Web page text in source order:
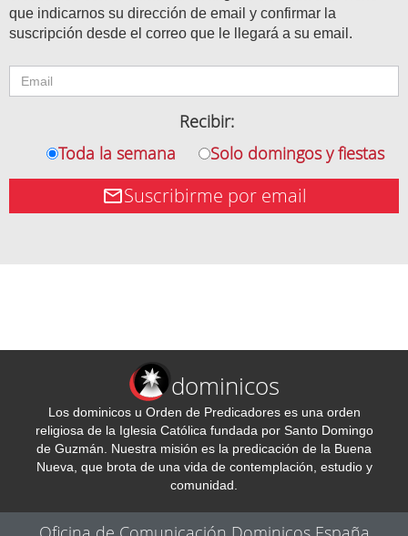
que indicarnos su dirección de email y confirmar la
suscripción desde el correo que le llegará a su email.
Recibir:
Toda la semana
Solo domingos y fiestas
Suscribirme por email
dominicos
Los dominicos u Orden de Predicadores es una orden
religiosa de la Iglesia Católica fundada por Santo Domingo
de Guzmán. Nuestra misión es la predicación de la Buena
Nueva, que brota de una vida de contemplación, estudio y
comunidad.